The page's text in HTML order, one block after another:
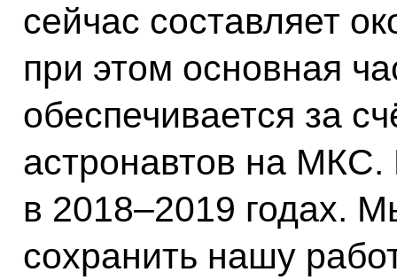
сейчас составляет
при этом основная
обеспечивается за
астронавтов на МКС.
в 2018–2019 годах.
сохранить нашу